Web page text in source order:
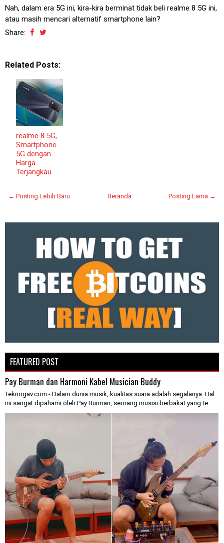
Nah, dalam era 5G ini, kira-kira berminat tidak beli realme 8 5G ini,
atau masih mencari alternatif smartphone lain?
Share:
Related Posts:
realme 8 5G,
Smartphone
5G dengan
Harga
Terjangkau
← Posting Lebih Baru Posting Lama →
Beranda
FEATURED POST
Pay Burman dan Harmoni Kabel Musician Buddy
Teknogav.com - Dalam dunia musik, kualitas suara adalah segalanya. Hal
ini sangat dipahami oleh Pay Burman, seorang musisi berbakat yang te...